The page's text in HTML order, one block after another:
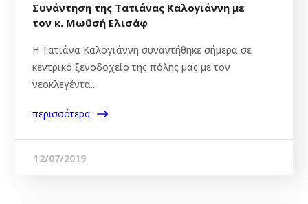
Συνάντηση της Τατιάνας Καλογιάννη με
τον κ. Μωϋσή Ελισάφ
Η Τατιάνα Καλογιάννη συναντήθηκε σήμερα σε
κεντρικό ξενοδοχείο της πόλης μας με τον
νεοκλεγέντα...
περισσότερα
12/07/2019